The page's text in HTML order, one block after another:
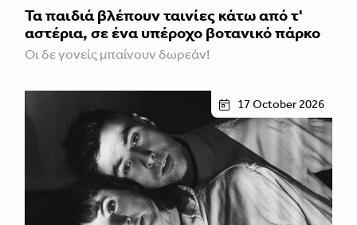
Τα παιδιά βλέπουν ταινίες κάτω από τ'
αστέρια, σε ένα υπέροχο βοτανικό πάρκο
Οι δε γονείς μπαίνουν δωρεάν!
17 October 2026